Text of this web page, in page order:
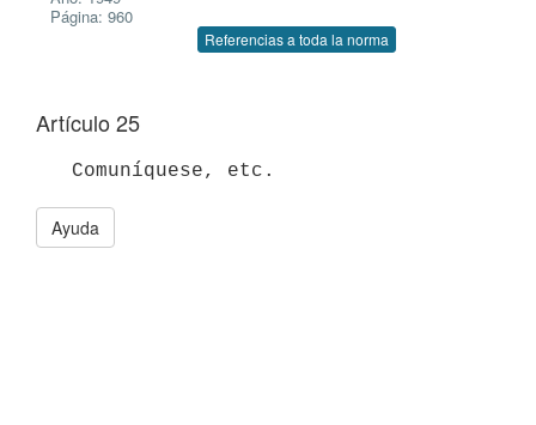
Página: 960
Referencias a toda la norma
Artículo 25
   Comuníquese, etc.
Ayuda